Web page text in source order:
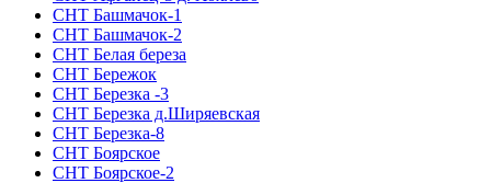
СНТ Башмачок-1
СНТ Башмачок-2
СНТ Белая береза
СНТ Бережок
СНТ Березка -3
СНТ Березка д.Ширяевская
СНТ Березка-8
СНТ Боярское
СНТ Боярское-2